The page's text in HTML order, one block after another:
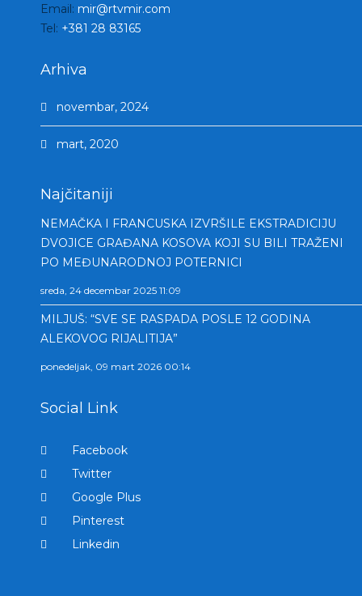
Email: mir@rtvmir.com
Tel: +381 28 83165
Arhiva
novembar, 2024
mart, 2020
Najčitaniji
NEMAČKA I FRANCUSKA IZVRŠILE EKSTRADICIJU
DVOJICE GRAĐANA KOSOVA KOJI SU BILI TRAŽENI
PO MEĐUNARODNOJ POTERNICI
sreda, 24 decembar 2025 11:09
MILJUŠ: “SVE SE RASPADA POSLE 12 GODINA
ALEKOVOG RIJALITIJA”
ponedeljak, 09 mart 2026 00:14
Social Link
Facebook
Twitter
Google Plus
Pinterest
Linkedin